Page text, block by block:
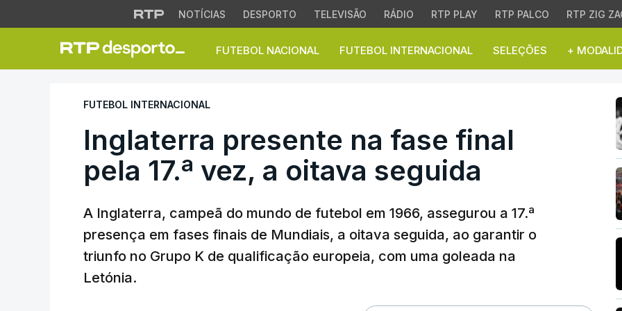
NOTÍCIAS DESPORTO TELEVISÃO RÁDIO RTP PLAY RTP PALCO RTP ZIG
FUTEBOL NACIONAL FUTEBOL INTERNACIONAL SELEÇÕES +
Inglaterra presente na fase final pela 17.ª
FUTEBOL INTERNACIONAL
Inglaterra presente na fase final
pela 17.ª vez, a oitava seguida
A Inglaterra, campeã do mundo de futebol em 1966, assegurou a 17.ª
presença em fases finais de Mundiais, a oitava seguida, ao garantir o
triunfo no Grupo K de qualificação europeia, com uma goleada na
Letónia.